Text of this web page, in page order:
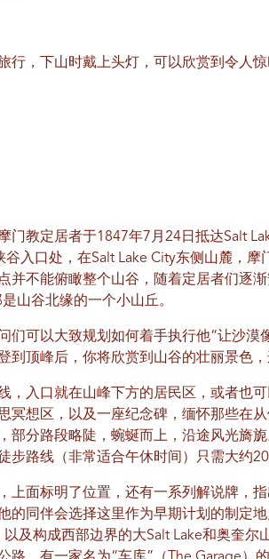
行，下山时戴上头灯，可以欣赏到令人
门教定居者于1847年7月24日抵达Salt
谷入口处，在Salt Lake City东侧山麓，
并不能俯瞰整个山谷，随着定居者们逐
山谷北缘的一个小山丘。
们可以大致规划如何着手执行他“让沙
到顶峰后，你将欣赏到山谷的壮丽景色
，入口就在山峰下方的居民区，或者也
冥想区，以及一座纪念碑，缅怀那些在
部分路段略陡，蜿蜒而上，沿途风光旖
步路线（非常适合午休时间）只需大约
上面标明了位置，还有一系列解说牌，
的同伴会选择这里作为早期计划的制定
以及构成西部边界的大Salt Lake和奥奎